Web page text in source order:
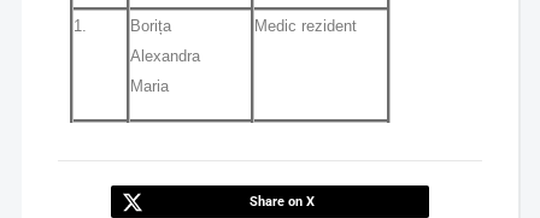
1.
Borița
Alexandra
Maria
Medic rezident
Share on X